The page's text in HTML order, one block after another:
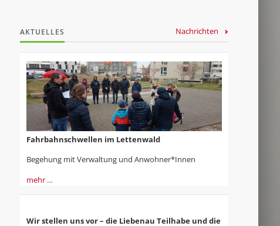
AKTUELLES Nachrichten
Fahrbahnschwellen im Lettenwald
Begehung mit Verwaltung und Anwohner*Innen
mehr …
Wir stellen uns vor – die Liebenau Teilhabe und die